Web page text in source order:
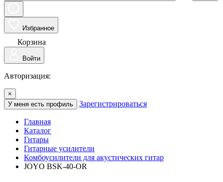
Избранное
Корзина
Войти
Авторизация:
×
У меня есть профиль
Зарегистрироваться
Главная
Каталог
Гитары
Гитарные усилители
Комбоусилители для акустических гитар
JOYO BSK-40-OR